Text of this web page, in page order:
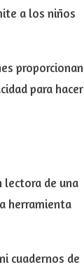
a los niños
proporcionan
para hacer
lectora de una
herramienta
cuadernos de